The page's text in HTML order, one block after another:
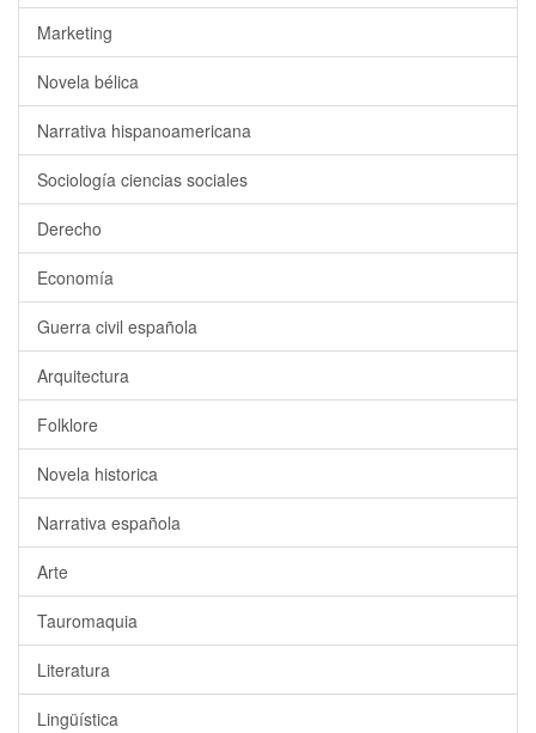
Marketing
Novela bélica
Narrativa hispanoamericana
Sociología ciencias sociales
Derecho
Economía
Guerra civil española
Arquitectura
Folklore
Novela historica
Narrativa española
Arte
Tauromaquia
Literatura
Lingüística